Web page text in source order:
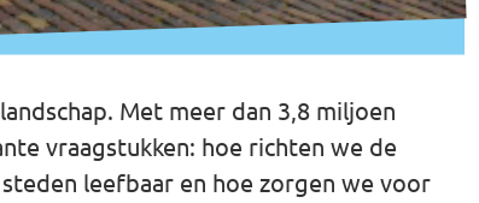
Met meer dan 3,8 miljoen
vraagstukken: hoe richten we de
leefbaar en hoe zorgen we voor